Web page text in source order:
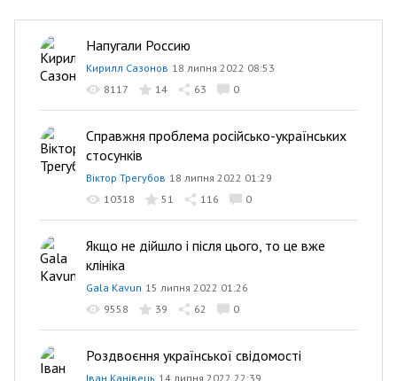
Напугали Россию
Кирилл Сазонов 18 липня 2022 08:53
8117
14 63 0
Справжня проблема російсько-українських
стосунків
Віктор Трегубов 18 липня 2022 01:29
10318
51 116 0
Якщо не дійшло і після цього, то це вже
клініка
Gala Kavun 15 липня 2022 01:26
9558
39 62 0
Роздвоєння української свідомості
Іван Канівець 14 липня 2022 22:39